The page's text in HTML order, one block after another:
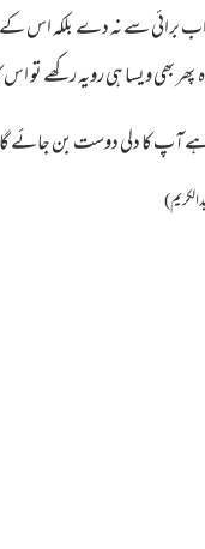
برائی سے نہ دے بلکہ اس
پھر بھی ویسا ہی رویہ رکھے
ہے آپ کا دلی دوست بن